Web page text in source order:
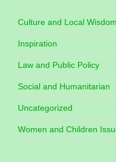
Culture and Local Wisdom
Inspiration
Law and Public Policy
Social and Humanitarian
Uncategorized
Women and Children